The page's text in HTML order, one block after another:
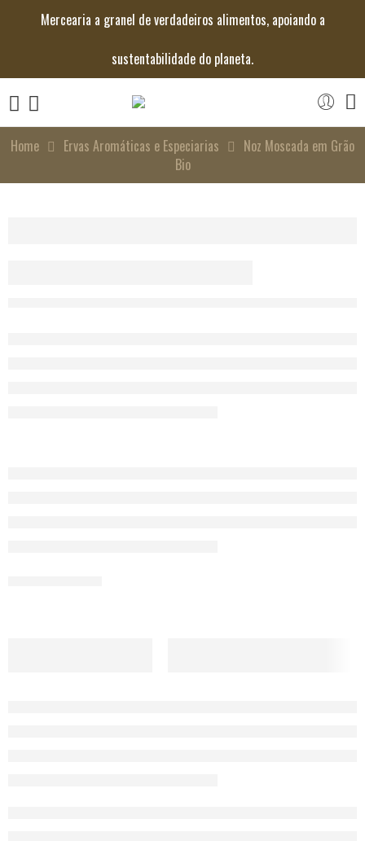
Mercearia a granel de verdadeiros alimentos, apoiando a
sustentabilidade do planeta.
Home Ervas Aromáticas e Especiarias
Noz Moscada em Grão
Bio